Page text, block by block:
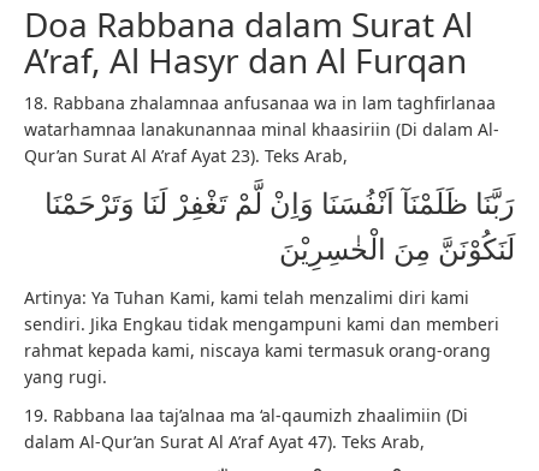
Doa Rabbana dalam Surat Al
A’raf, Al Hasyr dan Al Furqan
18. Rabbana zhalamnaa anfusanaa wa in lam taghfirlanaa
watarhamnaa lanakunannaa minal khaasiriin (Di dalam Al-
Qur’an Surat Al A’raf Ayat 23). Teks Arab,
لَنَكُوْنَنَّ مِنَ الْخٰسِرِيْنَ
Artinya: Ya Tuhan Kami, kami telah menzalimi diri kami
sendiri. Jika Engkau tidak mengampuni kami dan memberi
rahmat kepada kami, niscaya kami termasuk orang-orang
yang rugi.
19. Rabbana laa taj’alnaa ma ‘al-qaumizh zhaalimiin (Di
dalam Al-Qur’an Surat Al A’raf Ayat 47). Teks Arab,